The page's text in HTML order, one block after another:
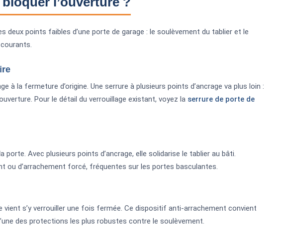
points faibles d’une porte de garage : le soulèvement du tablier et le
à la fermeture d’origine. Une serrure à plusieurs points d’ancrage va plus loin :
Pour le détail du verrouillage existant, voyez la serrure de porte de
Avec plusieurs points d’ancrage, elle solidarise le tablier au bâti.
d’arrachement forcé, fréquentes sur les portes basculantes.
s’y verrouiller une fois fermée. Ce dispositif anti-arrachement convient
des protections les plus robustes contre le soulèvement.